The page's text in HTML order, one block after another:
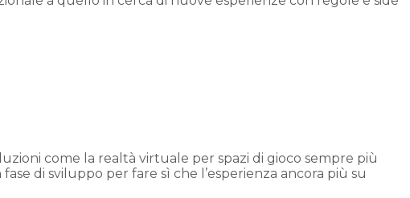
come la realtà virtuale per spazi di gioco sempre più
di sviluppo per fare sì che l’esperienza ancora più su